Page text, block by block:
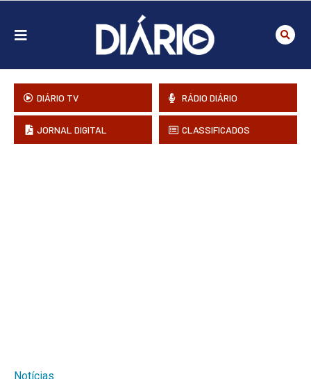
DIÁRIO TV RÁDIO DIÁRIO
JORNAL DIGITAL CLASSIFICADOS
Notícias